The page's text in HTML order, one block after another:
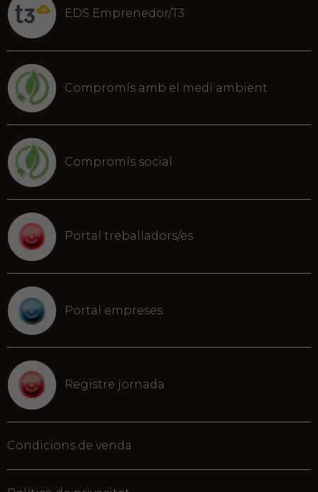
EDS Emprenedor/T3
Compromís amb el medi ambient
Compromís social
Portal treballadors/es
Portal empreses
Registre jornada
Condicions de venda